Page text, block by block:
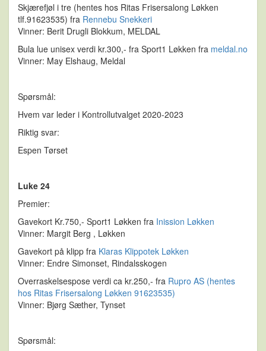
Skjærefjøl i tre (hentes hos Ritas Frisersalong Løkken
tlf.91623535) fra Rennebu Snekkeri
Vinner: Berit Drugli Blokkum, MELDAL
Bula lue unisex verdi kr.300,- fra Sport1 Løkken fra meldal.no
Vinner: May Elshaug, Meldal
Spørsmål:
Hvem var leder i Kontrollutvalget 2020-2023
Riktig svar:
Espen Tørset
Luke 24
Premier:
Gavekort Kr.750,- Sport1 Løkken fra Inission Løkken
Vinner: Margit Berg , Løkken
Gavekort på klipp fra Klaras Klippotek Løkken
Vinner: Endre Simonset, Rindalsskogen
Overraskelsespose verdi ca kr.250,- fra Rupro AS (hentes
hos Ritas Frisersalong Løkken 91623535)
Vinner: Bjørg Sæther, Tynset
Spørsmål: